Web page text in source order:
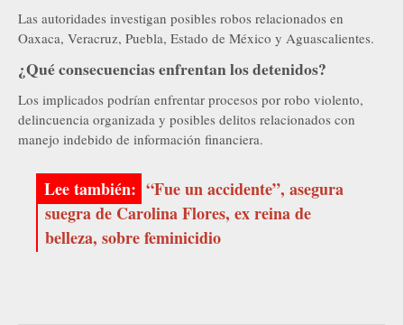
Las autoridades investigan posibles robos relacionados en
Oaxaca, Veracruz, Puebla, Estado de México y Aguascalientes.
¿Qué consecuencias enfrentan los detenidos?
Los implicados podrían enfrentar procesos por robo violento,
delincuencia organizada y posibles delitos relacionados con
manejo indebido de información financiera.
“Fue un accidente”, asegura
suegra de Carolina Flores, ex reina de
belleza, sobre feminicidio